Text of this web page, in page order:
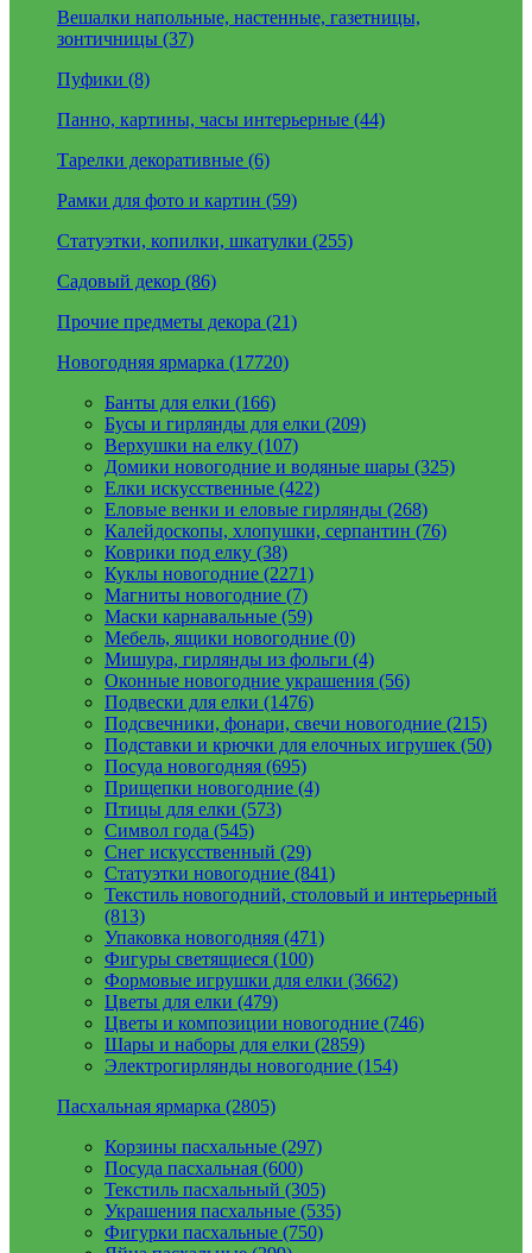
Вешалки напольные, настенные, газетницы,
зонтичницы (37)
Пуфики (8)
Панно, картины, часы интерьерные (44)
Тарелки декоративные (6)
Рамки для фото и картин (59)
Статуэтки, копилки, шкатулки (255)
Садовый декор (86)
Прочие предметы декора (21)
Новогодняя ярмарка (17720)
Банты для елки (166)
Бусы и гирлянды для елки (209)
Верхушки на елку (107)
Домики новогодние и водяные шары (325)
Елки искусственные (422)
Еловые венки и еловые гирлянды (268)
Калейдоскопы, хлопушки, серпантин (76)
Коврики под елку (38)
Куклы новогодние (2271)
Магниты новогодние (7)
Маски карнавальные (59)
Мебель, ящики новогодние (0)
Мишура, гирлянды из фольги (4)
Оконные новогодние украшения (56)
Подвески для елки (1476)
Подсвечники, фонари, свечи новогодние (215)
Подставки и крючки для елочных игрушек (50)
Посуда новогодняя (695)
Прищепки новогодние (4)
Птицы для елки (573)
Символ года (545)
Снег искусственный (29)
Статуэтки новогодние (841)
Текстиль новогодний, столовый и интерьерный
(813)
Упаковка новогодняя (471)
Фигуры светящиеся (100)
Формовые игрушки для елки (3662)
Цветы для елки (479)
Цветы и композиции новогодние (746)
Шары и наборы для елки (2859)
Электрогирлянды новогодние (154)
Пасхальная ярмарка (2805)
Корзины пасхальные (297)
Посуда пасхальная (600)
Текстиль пасхальный (305)
Украшения пасхальные (535)
Фигурки пасхальные (750)